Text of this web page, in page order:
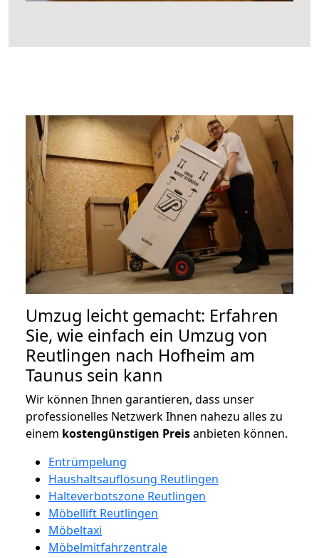
Umzug leicht gemacht: Erfahren
Sie, wie einfach ein Umzug von
Reutlingen nach Hofheim am
Taunus sein kann
Wir können Ihnen garantieren, dass unser
professionelles Netzwerk Ihnen nahezu alles zu
einem kostengünstigen Preisanbieten können.
Entrümpelung
Haushaltsauflösung Reutlingen
Halteverbotszone Reutlingen
Möbellift Reutlingen
Möbeltaxi
Möbelmitfahrzentrale